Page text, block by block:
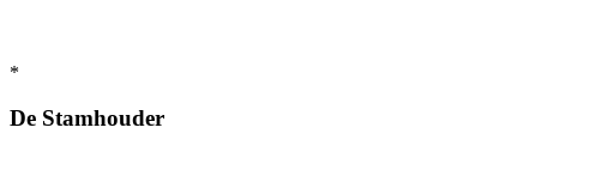
*
De Stamhouder